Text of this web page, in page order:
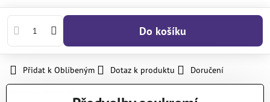
Do košíku
Přidat k Oblíbeným Dotaz k produktu
Doručení